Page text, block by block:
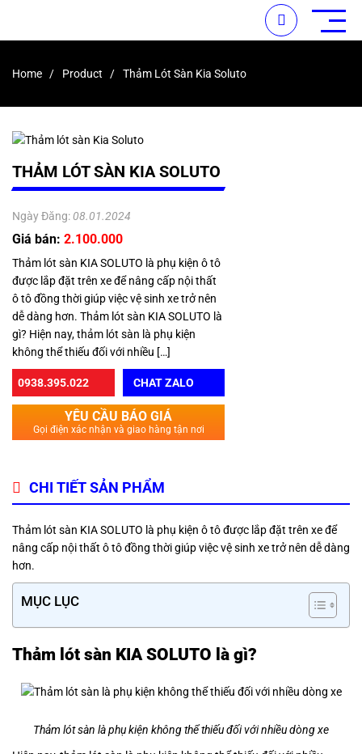
Home Product Thảm Lót Sàn Kia Soluto
THẢM LÓT SÀN KIA SOLUTO
Ngày Đăng:08.01.2024
Giá bán: 2.100.000
Thảm lót sàn KIA SOLUTO là phụ kiện ô tô
được lắp đặt trên xe để nâng cấp nội thất
ô tô đồng thời giúp việc vệ sinh xe trở nên
dễ dàng hơn. Thảm lót sàn KIA SOLUTO là
gì? Hiện nay, thảm lót sàn là phụ kiện
không thể thiếu đối với nhiều […]
0938.395.022 CHAT ZALO
YÊU CẦU BÁO GIÁ
Gọi điện xác nhận và giao hàng tận nơi
CHI TIẾT SẢN PHẨM
Thảm lót sàn KIA SOLUTO là phụ kiện ô tô được lắp đặt trên xe để
nâng cấp nội thất ô tô đồng thời giúp việc vệ sinh xe trở nên dễ dàng
hơn.
MỤC LỤC
Thảm lót sàn KIA SOLUTO là gì?
Thảm lót sàn là phụ kiện không thể thiếu đối với nhiều dòng xe